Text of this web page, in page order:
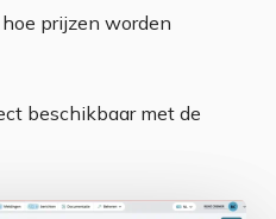
prijzen worden
beschikbaar met de